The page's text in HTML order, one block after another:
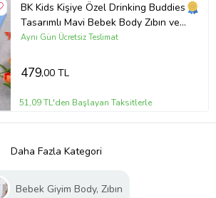
BK Kids Kişiye Özel Drinking Buddies
Tasarımlı Mavi Bebek Body Zıbın ve
Mama Önlüğü Hediye Seti-1
Aynı Gün Ücretsiz Teslimat
479,00 TL
51,09 TL'den Başlayan Taksitlerle
Daha Fazla Kategori
Bebek Giyim Body, Zıbın